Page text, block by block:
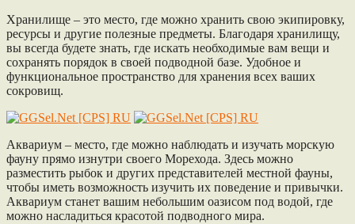
Хранилище – это место, где можно хранить свою экипировку,
ресурсы и другие полезные предметы. Благодаря хранилищу,
вы всегда будете знать, где искать необходимые вам вещи и
сохранять порядок в своей подводной базе. Удобное и
функциональное пространство для хранения всех ваших
сокровищ.
Аквариум – место, где можно наблюдать и изучать морскую
фауну прямо изнутри своего Морехода. Здесь можно
разместить рыбок и других представителей местной фауны,
чтобы иметь возможность изучить их поведение и привычки.
Аквариум станет вашим небольшим оазисом под водой, где
можно насладиться красотой подводного мира.